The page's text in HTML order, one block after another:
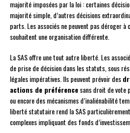
majorité imposées par la loi : certaines
majorité simple, d’autres décisions
parts. Les associés ne peuvent pas déroger à
souhaitent une organisation différente.
La SAS offre une tout autre liberté. Les
de prise de décision dans les statuts, sous
légales impératives. Ils peuvent prévoir des
actions de préférencesans droit de vote
ou encore des mécanismes d’inaliénabilité
liberté statutaire rend la SAS
complexes impliquant des fonds